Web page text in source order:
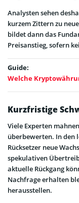
Analysten sehen
kurzem Zittern zu
bildet dann das
Preisanstieg, sofern
Guide:
Welche
Kurzfristige
Viele Experten
überbewerten. In den
Rücksetzer neue
spekulativen
aktuelle Rückgang
Nachfrage erhalten
herausstellen.